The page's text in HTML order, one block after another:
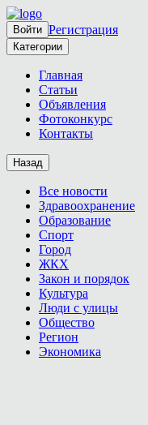
Войти Регистрация
Категории
Главная
Статьи
Объявления
Фотоконкурс
Контакты
Назад
Все новости
Здравоохранение
Образование
Спорт
Город
ЖКХ
Закон и порядок
Культура
Люди с улицы
Общество
Регион
Экономика